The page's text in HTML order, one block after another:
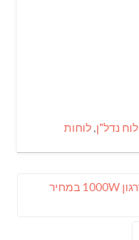
Categories
לוח נדל"ן,לוחות
טוק טוק תוצרת DAYANG דגם דרגון 1000W במחיר